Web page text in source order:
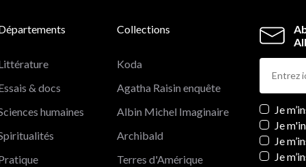
Je
Je
Je
Je
& docs
humaines
Collections
Koda
Agatha Raisin enquête
Albin Michel Imaginaire
Archibald
Terres d'Amérique